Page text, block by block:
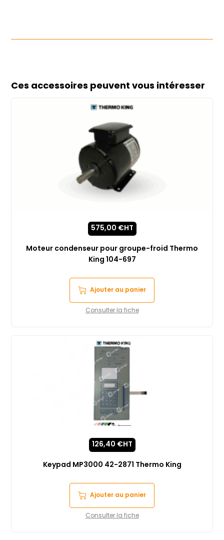
Ces accessoires peuvent vous intéresser
Moteur condenseur pour groupe-froid Thermo
King 104-697
575,00 €HT
Ajouter au panier
Consulter la fiche
Keypad MP3000 42-2871 Thermo King
126,40 €HT
Ajouter au panier
Consulter la fiche